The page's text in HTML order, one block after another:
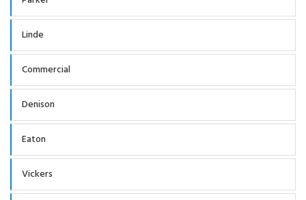
Linde
Commercial
Denison
Eaton
Vickers